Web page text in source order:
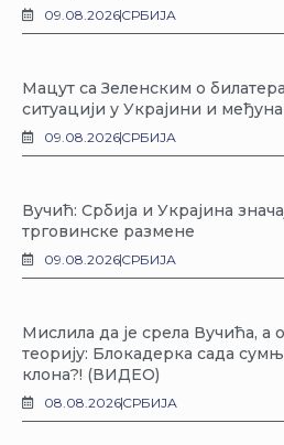
09.08.2026СРБИЈА
Мацут са Зеленским о
ситуацији у Украјини и
09.08.2026СРБИЈА
Вучић: Србија и Украјина
трговинске размене
09.08.2026СРБИЈА
Мислила да је срела Вучића, а
теорију: Блокадерка сада
клона?! (ВИДЕО)
08.08.2026СРБИЈА